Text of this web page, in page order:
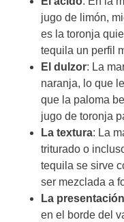
jugo de limón,
es la toronja
tequila un perfil
El dulzor: La
naranja, lo que
que la paloma
jugo de toronja
La textura: La
triturado o
tequila se sirve
ser mezclada a
La presentación
en el borde del